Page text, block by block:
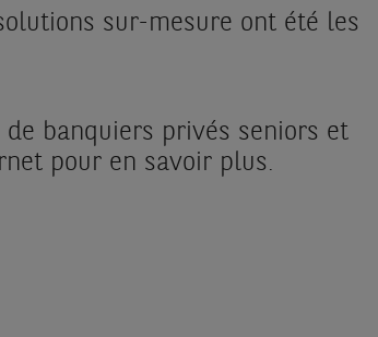
sur-mesure ont été les
banquiers privés seniors et
pour en savoir plus.